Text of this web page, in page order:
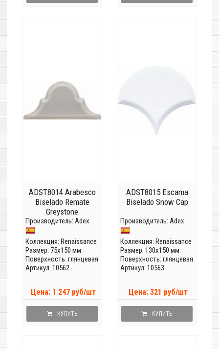
ADST8014 Arabesco
Biselado Remate
Greystone
Производитель: Adex
Коллекция: Renaissance
Размер: 75x150 мм
Поверхность: глянцевая
Артикул: 10562
Цена: 1 247 руб/шт
КУПИТЬ
ADST8015 Escama
Biselado Snow Cap
Производитель: Adex
Коллекция: Renaissance
Размер: 130x150 мм
Поверхность: глянцевая
Артикул: 10563
Цена: 321 руб/шт
КУПИТЬ